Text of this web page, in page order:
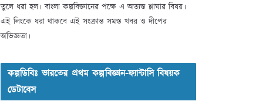
তুলে ধরা হল। বাংলা কল্পবিজ্ঞানের পক্ষে এ অত্যন্ত শ্লাঘার বিষয়।
এই লিংকে ধরা থাকবে এই সংক্রান্ত সমস্ত খবর ও দীপের
অভিজ্ঞতা।
কল্পডিবিঃ ভারতের প্রথম কল্পবিজ্ঞান-ফ্যান্টাসি বিষয়ক
ডেটাবেস